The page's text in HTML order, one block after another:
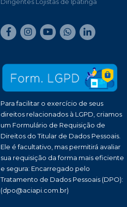
Dirigentes Lojistas de Ipatinga
Para facilitar o exercício de seus
direitos relacionados à LGPD, criamos
um Formulário de Requisição de
Direitos do Titular de Dados Pessoais.
Ele é facultativo, mas permitirá avaliar
sua requisição da forma mais eficiente
e segura: Encarregado pelo
Tratamento de Dados Pessoais (DPO):
(dpo@aciapi.com.br)